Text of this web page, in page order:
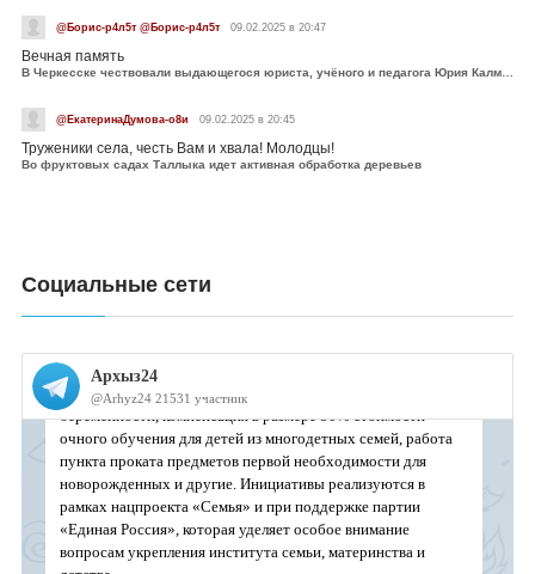
@Борис-р4л5т @Борис-р4л5т 09.02.2025 в 20:47
Вечная память
В Черкесске чествовали выдающегося юриста, учёного и педагога Юрия Калмыкова
@ЕкатеринаДумова-о8и 09.02.2025 в 20:45
Труженики села, честь Вам и хвала! Молодцы!
Во фруктовых садах Таллыка идет активная обработка деревьев
Социальные сети